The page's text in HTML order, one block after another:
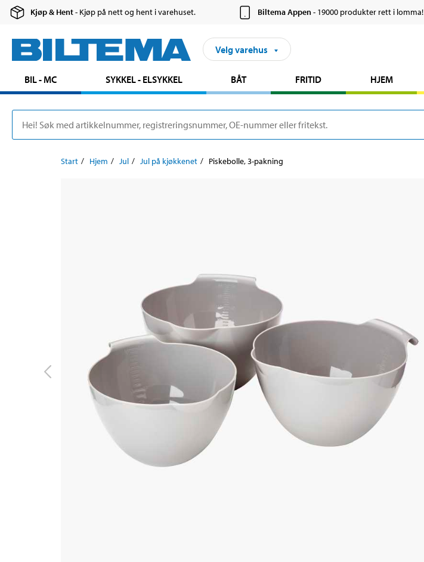
Kjøp & Hent- Kjøp på nett og hent i varehuset. Biltema Appen- 19000 produkter rett i lomma!
Velg varehus
BIL - MC SYKKEL - ELSYKKEL BÅT FRITID HJEM
Start Hjem Jul Jul på kjøkkenet Piskebolle, 3-pakning